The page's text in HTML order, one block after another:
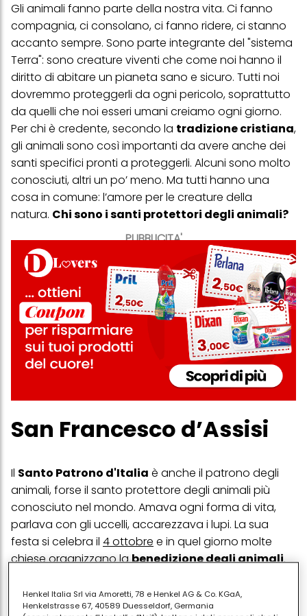
PUBBLICITA'
Gli animali fanno parte della nostra vita. Ci fanno
compagnia, ci consolano, ci fanno ridere, ci stanno
accanto sempre. Sono parte integrante del "sistema
Terra": sono creature viventi che come noi hanno il
diritto di abitare un pianeta sano e sicuro. Tutti noi
dovremmo proteggerli da ogni pericolo, soprattutto
da quelli che noi esseri umani creiamo ogni giorno.
Per chi è credente, secondo la tradizione cristiana,
gli animali sono così importanti da avere anche dei
santi specifici pronti a proteggerli. Alcuni sono molto
conosciuti, altri un po’ meno. Ma tutti hanno una
cosa in comune: l’amore per le creature della
natura. Chi sono i santi protettori degli animali?
San Francesco d’Assisi
Il Santo Patrono d'Italia è anche il patrono degli
animali, forse il santo protettore degli animali più
conosciuto nel mondo. Amava ogni forma di vita,
parlava con gli uccelli, accarezzava i lupi. La sua
festa si celebra il 4 ottobre e in quel giorno molte
chiese organizzano labenedizione degli animali.
Sant’Antonio Abate
Henkel Italia Srl via Amoretti, 78 e Henkel AG & Co. KGaA,
Henkelstrasse 67, 40589 Duesseldorf, Germania